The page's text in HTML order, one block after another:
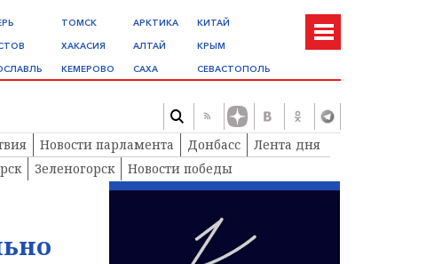
ТОМСК
ХАКАСИЯ
КЕМЕРОВО
АРКТИКА
АЛТАЙ
САХА
КИТАЙ
КРЫМ
СЕВАСТОПОЛЬ
Новости парламента Донбасс
Лента дня
Зеленогорск
Новости победы